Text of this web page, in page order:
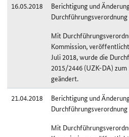
16.05.2018
Berichtigung und
Mit
Kommission,
Juli 2018, wurde die
2015/2446 (UZK-DA)
geändert.
21.04.2018
Berichtigung und
Mit